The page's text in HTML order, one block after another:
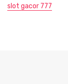
slot gacor 777